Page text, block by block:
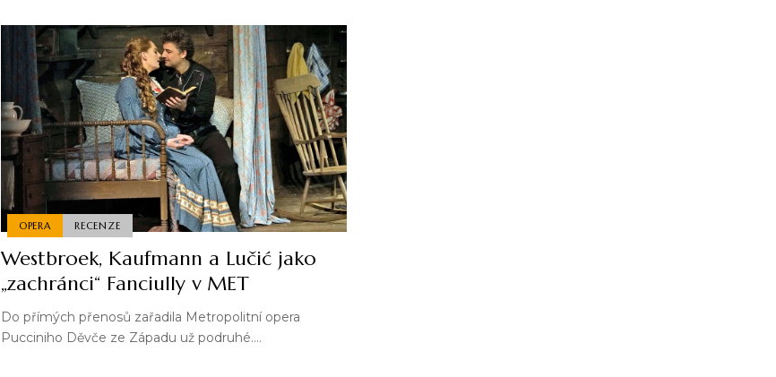
OPERA RECENZE
Westbroek, Kaufmann a Lučić jako
„zachránci“ Fanciully v MET
Do přímých přenosů zařadila Metropolitní opera
Pucciniho Děvče ze Západu už podruhé.…